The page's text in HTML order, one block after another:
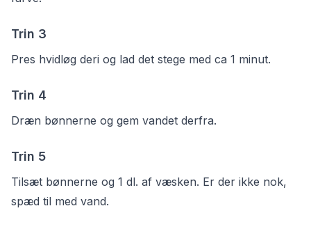
Trin 3
Pres hvidløg deri og lad det stege med ca 1 minut.
Trin 4
Dræn bønnerne og gem vandet derfra.
Trin 5
Tilsæt bønnerne og 1 dl. af væsken. Er der ikke nok,
spæd til med vand.